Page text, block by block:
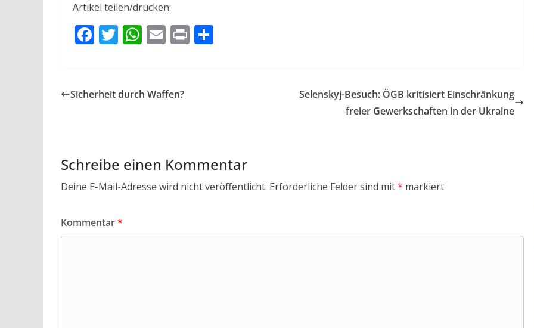
Artikel teilen/drucken:
F
b
T
er
W
s
E
l
Pr
Sicherheit durch Waffen?
Selenskyj-Besuch: ÖGB kritisiert Einschränkung
freier Gewerkschaften in der Ukraine
Schreibe einen Kommentar
Deine E-Mail-Adresse wird nicht veröffentlicht. Erforderliche Felder sind mit* markiert
Kommentar*